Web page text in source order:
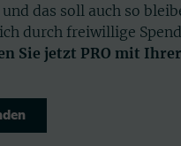
das soll auch so
durch freiwillige
Sie jetzt PRO mit Ihrer